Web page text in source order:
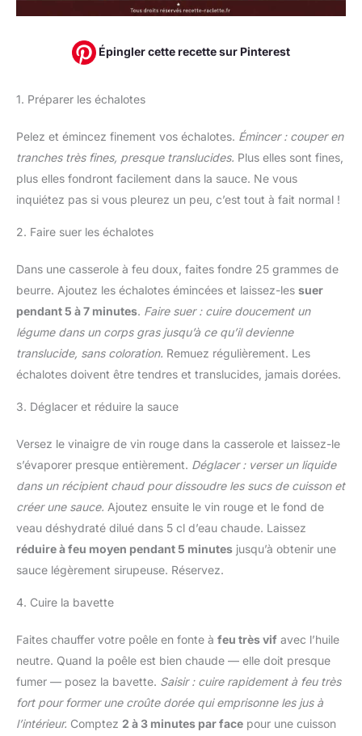
Épingler cette recette sur Pinterest
1. Préparer les échalotes
Pelez et émincez finement vos échalotes. Émincer : couper en
tranches très fines, presque translucides. Plus elles sont fines,
plus elles fondront facilement dans la sauce. Ne vous
inquiétez pas si vous pleurez un peu, c’est tout à fait normal !
2. Faire suer les échalotes
Dans une casserole à feu doux, faites fondre 25 grammes de
beurre. Ajoutez les échalotes émincées et laissez-les suer
pendant 5 à 7 minutes. Faire suer : cuire doucement un
légume dans un corps gras jusqu’à ce qu’il devienne
translucide, sans coloration. Remuez régulièrement. Les
échalotes doivent être tendres et translucides, jamais dorées.
3. Déglacer et réduire la sauce
Versez le vinaigre de vin rouge dans la casserole et laissez-le
s’évaporer presque entièrement. Déglacer : verser un liquide
dans un récipient chaud pour dissoudre les sucs de cuisson et
créer une sauce. Ajoutez ensuite le vin rouge et le fond de
veau déshydraté dilué dans 5 cl d’eau chaude. Laissez
réduire à feu moyen pendant 5 minutes jusqu’à obtenir une
sauce légèrement sirupeuse. Réservez.
4. Cuire la bavette
Faites chauffer votre poêle en fonte à feu très vif avec l’huile
neutre. Quand la poêle est bien chaude — elle doit presque
fumer — posez la bavette. Saisir : cuire rapidement à feu très
fort pour former une croûte dorée qui emprisonne les jus à
l’intérieur. Comptez 2 à 3 minutes par face pour une cuisson